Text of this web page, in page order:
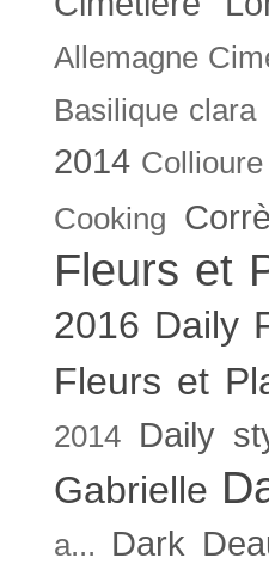
Allemagne
Basilique clara
2014 Collioure
Cooking
Fleurs et
2016 Daily
Fleurs et
2014
Daily
Gabrielle
a... Dark